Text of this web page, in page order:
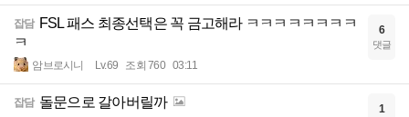
잡담 FSL 패스 최종선택은 꼭 금고해라 ㅋㅋㅋㅋㅋㅋㅋㅋ
ㅋ
암브로시니 Lv.69 조회 760 03:11
6
댓글
잡담 돌문으로 갈아버릴까 1